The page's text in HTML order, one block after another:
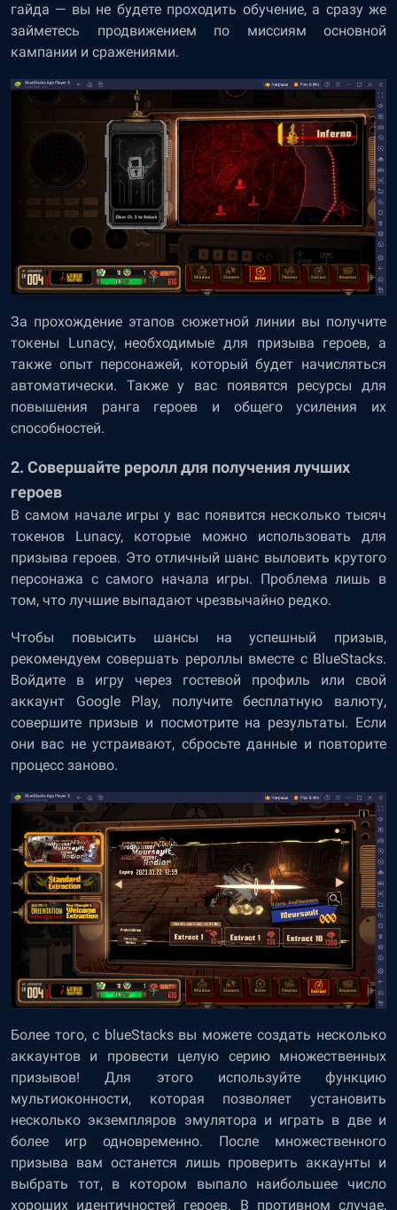
гайда — вы не будете проходить обучение, а сразу же
займетесь продвижением по миссиям основной
кампании и сражениями.
За прохождение этапов сюжетной линии вы получите
токены Lunacy, необходимые для призыва героев, а
также опыт персонажей, который будет начисляться
автоматически. Также у вас появятся ресурсы для
повышения ранга героев и общего усиления их
способностей.
2. Совершайте реролл для получения лучших
героев
В самом начале игры у вас появится несколько тысяч
токенов Lunacy, которые можно использовать для
призыва героев. Это отличный шанс выловить крутого
персонажа с самого начала игры. Проблема лишь в
том, что лучшие выпадают чрезвычайно редко.
Чтобы повысить шансы на успешный призыв,
рекомендуем совершать рероллы вместе с BlueStacks.
Войдите в игру через гостевой профиль или свой
аккаунт Google Play, получите бесплатную валюту,
совершите призыв и посмотрите на результаты. Если
они вас не устраивают, сбросьте данные и повторите
процесс заново.
Более того, с blueStacks вы можете создать несколько
аккаунтов и провести целую серию множественных
призывов! Для этого используйте функцию
мультиоконности, которая позволяет установить
несколько экземпляров эмулятора и играть в две и
более игр одновременно. После множественного
призыва вам останется лишь проверить аккаунты и
выбрать тот, в котором выпало наибольшее число
хороших идентичностей героев. В противном случае,